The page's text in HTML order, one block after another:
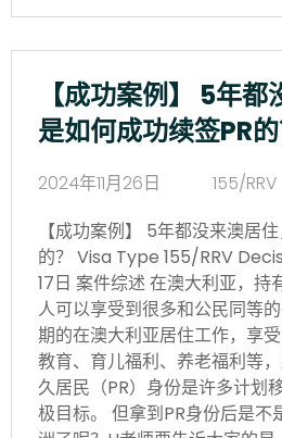
【成功案例】 5年都
是如何成功续签PR的
2024年11月26日
155/RRV
【成功案例】 5年都没来澳居
的？ Visa Type 155/RRV
17日 案件综述 在澳大利亚，持
人可以享受到很多和公民同等
期的在澳大利亚居住工作，享
教育、育儿福利、养老福利等
久居民（PR）身份是许多计划
极目标。 但拿到PR身份后是不